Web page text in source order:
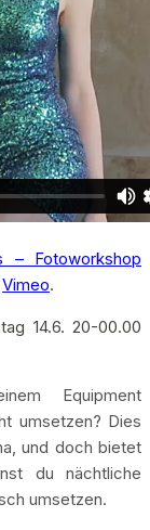
– Fotoworkshop
Vimeo.
14.6. 20-00.00
Equipment
umsetzen? Dies
und doch bietet
du nächtliche
umsetzen.